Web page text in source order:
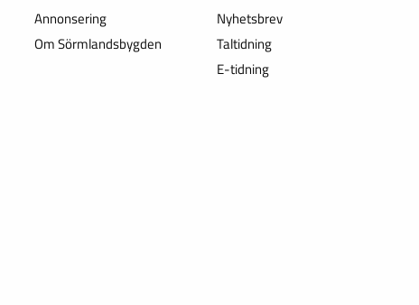
Annonsering
Om Sörmlandsbygden
Nyhetsbrev
Taltidning
E-tidning